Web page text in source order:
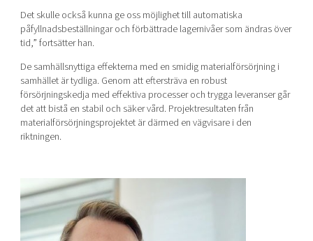
Det skulle också kunna ge oss möjlighet till automatiska
påfyllnadsbeställningar och förbättrade lagernivåer som ändras över
tid,” fortsätter han.
De samhällsnyttiga effekterna med en smidig materialförsörjning i
samhället är tydliga. Genom att eftersträva en robust
försörjningskedja med effektiva processer och trygga leveranser går
det att bistå en stabil och säker vård. Projektresultaten från
materialförsörjningsprojektet är därmed en vägvisare i den
riktningen.